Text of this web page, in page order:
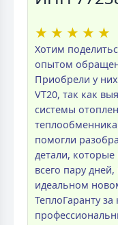
★ ★ ★ ★ ★
Хотим
опытом
Приобрели у
VT20, так как
системы
помогли
детали,
всего пару
идеальном
ТеплоГаранту